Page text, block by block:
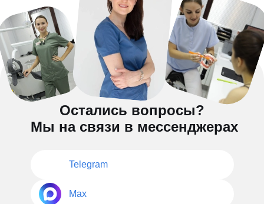
Остались вопросы?
Мы на связи в мессенджерах
Telegram
Max